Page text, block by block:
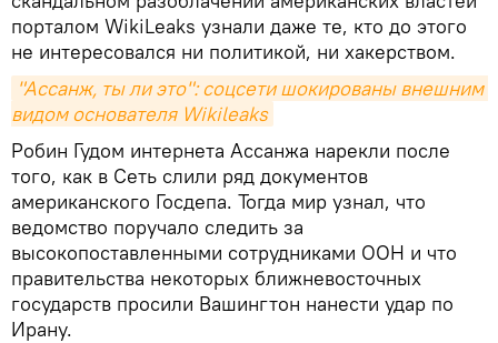
порталом WikiLeaks узнали даже те, кто до этого
не интересовался ни политикой, ни хакерством.
"Ассанж, ты ли это": соцсети шокированы внешним
видом основателя Wikileaks
Робин Гудом интернета Ассанжа нарекли после
того, как в Сеть слили ряд документов
американского Госдепа. Тогда мир узнал, что
ведомство поручало следить за
высокопоставленными сотрудниками ООН и что
правительства некоторых ближневосточных
государств просили Вашингтон нанести удар по
Ирану.